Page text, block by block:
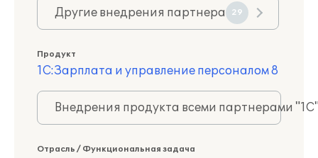
Другие внедрения партнера 29
Продукт
1С:Зарплата и управление персоналом 8
Внедрения продукта всеми партнерами
Отрасль / Функциональная задача